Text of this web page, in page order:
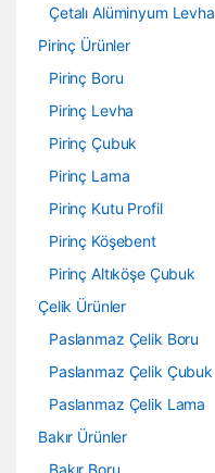
Çetalı Alüminyum Levha
Pirinç Ürünler
Pirinç Boru
Pirinç Levha
Pirinç Çubuk
Pirinç Lama
Pirinç Kutu Profil
Pirinç Köşebent
Pirinç Altıköşe Çubuk
Çelik Ürünler
Paslanmaz Çelik Boru
Paslanmaz Çelik Çubuk
Paslanmaz Çelik Lama
Bakır Ürünler
Bakır Boru